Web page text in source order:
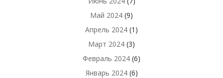
Май 2024 (9)
Апрель 2024 (1)
Март 2024 (3)
Февраль 2024 (6)
Январь 2024(6)